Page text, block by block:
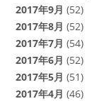
2017年9月 (52)
2017年8月 (52)
2017年7月 (54)
2017年6月 (52)
2017年5月 (51)
2017年4月 (46)